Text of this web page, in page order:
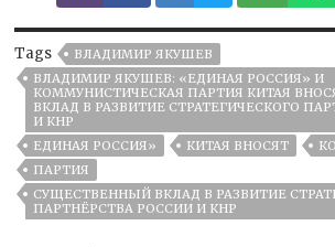
Tags
ВЛАДИМИР ЯКУШЕВ
ВЛАДИМИР ЯКУШЕВ: «ЕДИНАЯ РОССИЯ» И
КОММУНИСТИЧЕСКАЯ ПАРТИЯ КИТАЯ
ВКЛАД В РАЗВИТИЕ СТРАТЕГИЧЕСКОГО
И КНР
ЕДИНАЯ РОССИЯ»
КИТАЯ ВНОСЯТ
ПАРТИЯ
СУЩЕСТВЕННЫЙ ВКЛАД В РАЗВИТИЕ
ПАРТНЁРСТВА РОССИИ И КНР